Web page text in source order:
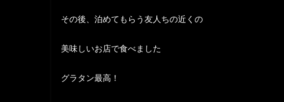
その後、泊めてもらう友人ちの近くの
美味しいお店で食べました
グラタン最高！